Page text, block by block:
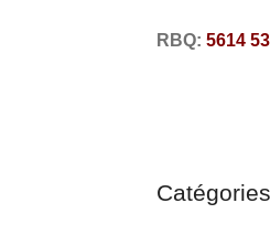
RBQ: 5614
Catégories